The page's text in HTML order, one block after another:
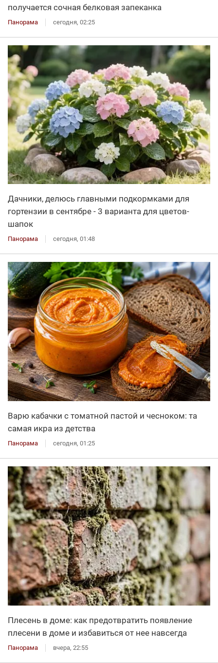
получается сочная белковая запеканка
Панорама сегодня, 02:25
Дачники, делюсь главными подкормками для
гортензии в сентябре - 3 варианта для цветов-
шапок
Панорама сегодня, 01:48
Варю кабачки с томатной пастой и чесноком: та
самая икра из детства
Панорама сегодня, 01:25
Плесень в доме: как предотвратить появление
плесени в доме и избавиться от нее навсегда
Панорама вчера, 22:55